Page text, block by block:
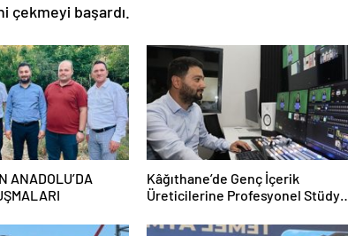
çekmeyi başardı.
ANADOLU’DA
Kâğıthane’de Genç İçerik
Üreticilerine Profesyonel Stüdyo